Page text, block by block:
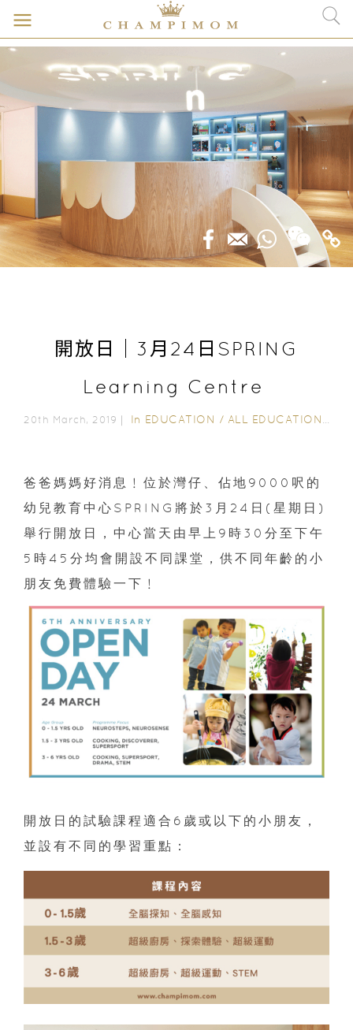
開放日｜3月24日SPRING
Learning Centre
20th March, 2019｜ In EDUCATION / ALL EDUCATION
爸爸媽媽好消息﹗位於灣仔、佔地9000呎的
幼兒教育中心SPRING將於3月24日(星期日)
舉行開放日，中心當天由早上9時30分至下午
5時45分均會開設不同課堂，供不同年齡的小
朋友免費體驗一下﹗
開放日的試驗課程適合6歲或以下的小朋友，
並設有不同的學習重點：